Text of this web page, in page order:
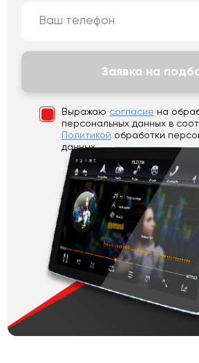
Выражаю согласие на
персональных данных в
Политикой обработки
данных
Заявка на